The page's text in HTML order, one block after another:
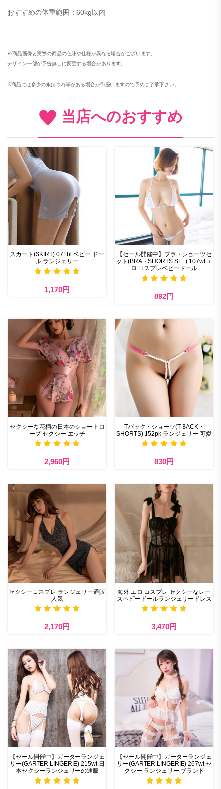
おすすめの体重範囲：60kg以内
※商品画像と実際の商品の色味や仕様が異なる場合がございます。
デザイン一部が予告無しに変更する場合があります。
※商品には多少の糸ほつれ等がある場合が御座いますので予めご了承下さい。
当店へのおすすめ
スカート(SKIRT) 071bl ベビー ドー
ル ランジェリー
1,170円
【セール開催中】ブラ・ショーツセ
ット(BRA・SHORTS SET) 107wt エ
ロ コスプレベビードール
892円
セクシーな花柄の日本のショートロ
ーブ セクシー エッチ
2,960円
Tバック・ショーツ(T-BACK・
SHORTS) 152pk ランジェリー 可愛
830円
セクシーコスプレ ランジェリー通販
人気
2,170円
海外 エロ コスプレ セクシーなレー
スベビードールランジェリードレス
3,470円
【セール開催中】ガーターランジェ
リー(GARTER LINGERIE) 215wt 日
本セクシーランジェリーの通販
【セール開催中】ガーターランジェ
リー(GARTER LINGERIE) 267wt セ
クシー ランジェリー ブランド